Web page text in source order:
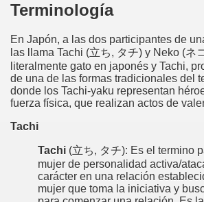
Terminología
En Japón, a las dos participantes de
las llama Tachi (立ち, タチ) y Neko (ネ
literalmente gato en japonés y Tachi,
de una de las formas tradicionales del
donde los Tachi-yaku representan
fuerza física, que realizan actos de
Tachi
Tachi (立ち, タチ): Es el termino
mujer de personalidad activa/
carácter en una relación
mujer que toma la iniciativa y